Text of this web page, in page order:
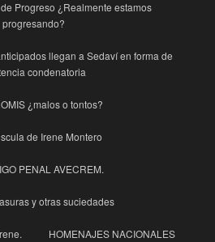
Progreso ¿Realmente estamos
progresando?
llegan a Sedaví en forma de
condenatoria
¿malos o tontos?
de Irene Montero
PENAL AVECREM.
y otras suciedades
HOMENAJES NACIONALES